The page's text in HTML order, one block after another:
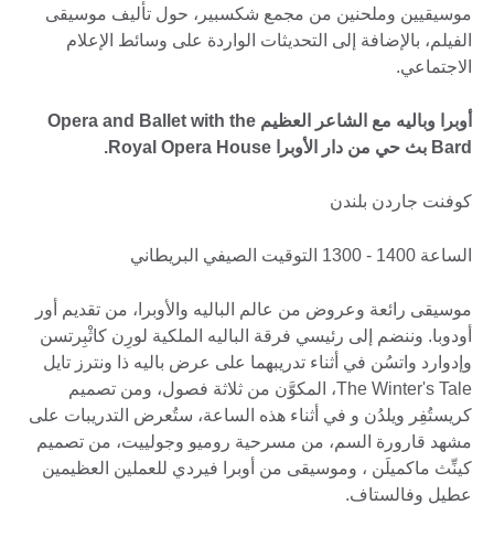
موسيقيين وملحنين من مجمع شكسبير، حول تأليف موسيقى
الفيلم، بالإضافة إلى التحديثات الواردة على وسائط الإعلام
الاجتماعي.
أوبرا وباليه مع الشاعر العظيم Opera and Ballet with the
Bard بث حي من دار الأوبرا Royal Opera House.
كوفنت جاردن بلندن
الساعة 1400 - 1300 التوقيت الصيفي البريطاني
موسيقى رائعة وعروض من عالم الباليه والأوبرا، من تقديم أور
أودوبا. وننضم إلى رئيسي فرقة الباليه الملكية لورِن كاثْبِرتسن
وإدوارد واتسُن في أثناء تدريبهما على عرض باليه ذا ونترز تايل
The Winter's Tale، المكوَّن من ثلاثة فصول، ومن تصميم
كريستُفِر ويلدُن و في أثناء هذه الساعة، ستُعرض التدريبات على
مشهد قارورة السم، من مسرحية روميو وجولييت، من تصميم
كينِّث ماكميلَن ، وموسيقى من أوبرا فيردي للعملين العظيمين
عطيل وفالستاف.